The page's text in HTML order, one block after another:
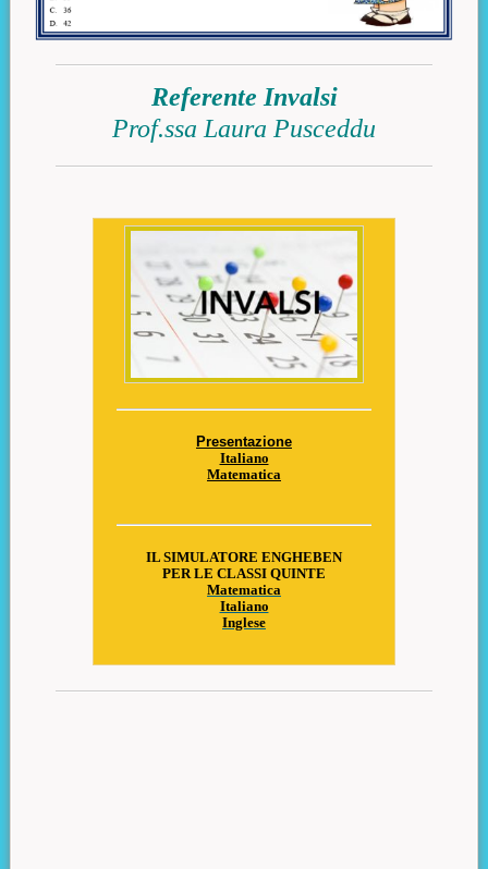
Referente Invalsi
Prof.ssa Laura Pusceddu
Presentazione
Italiano
Matematica
IL SIMULATORE ENGHEBEN
PER LE CLASSI QUINTE
Matematica
Italiano
Inglese